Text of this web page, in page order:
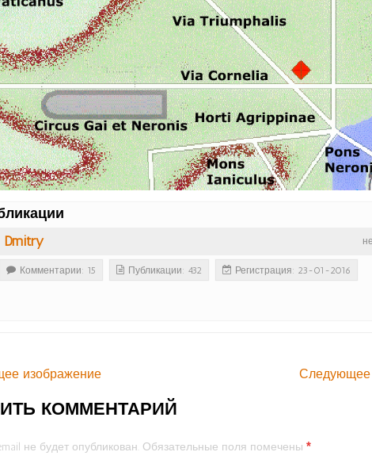
Dmitry
Комментарии: 15 Публикации: 432 Регистрация: 23-01-2016
изображение Следующее
КОММЕНТАРИЙ
не будет опубликован. Обязательные поля помечены*